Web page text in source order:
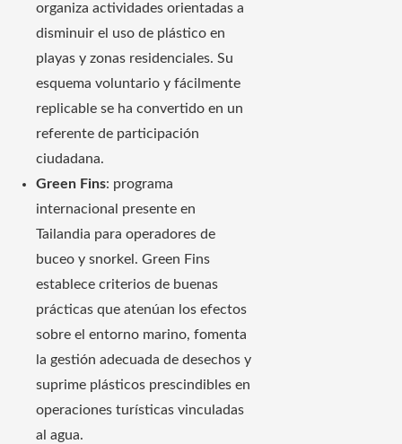
organiza actividades orientadas a
disminuir el uso de plástico en
playas y zonas residenciales. Su
esquema voluntario y fácilmente
replicable se ha convertido en un
referente de participación
ciudadana.
Green Fins: programa
internacional presente en
Tailandia para operadores de
buceo y snorkel. Green Fins
establece criterios de buenas
prácticas que atenúan los efectos
sobre el entorno marino, fomenta
la gestión adecuada de desechos y
suprime plásticos prescindibles en
operaciones turísticas vinculadas
al agua.